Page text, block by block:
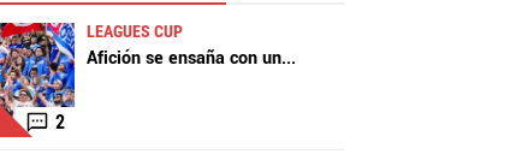
2
LEAGUES CUP
Afición se ensaña con un...